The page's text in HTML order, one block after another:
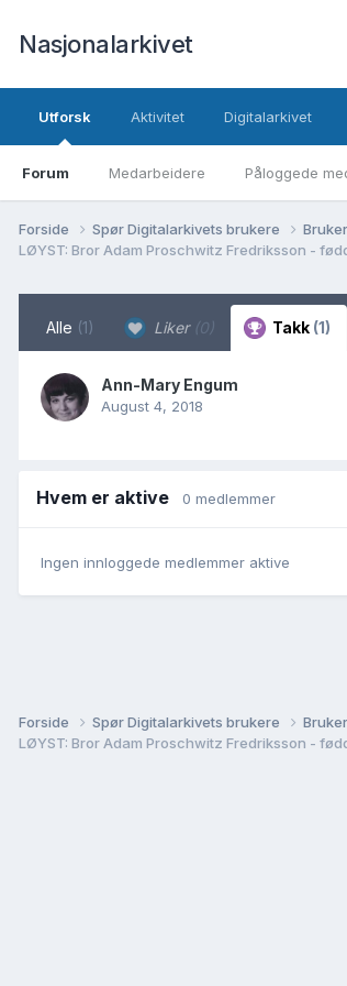
Nasjonalarkivet
Utforsk
Forum Medarbeidere Påloggede
Aktivitet Digitalarkivet
Forside Spør Digitalarkivets brukere
LØYST: Bror Adam Proschwitz Fredriksson -
Alle (1) Liker (0) Takk (1)
Ann-Mary Engum
August 4, 2018
Hvem er aktive 0 medlemmer
Ingen innloggede medlemmer aktive
Forside Spør Digitalarkivets brukere
LØYST: Bror Adam Proschwitz Fredriksson -